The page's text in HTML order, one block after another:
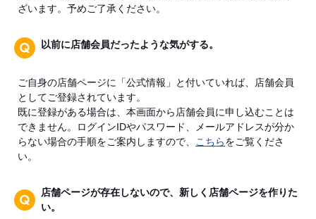
ざいます。予めご了承ください。
以前に店舗会員だったような気がする。
ご自身の店舗ページに「公式情報」と付いていれば、店舗会員
としてご登録されています。
既に登録がある場合は、本画面から店舗会員に申し込むことは
できません。ログインIDやパスワード、メールアドレスが分か
らない場合の手順をご案内しますので、
こちらをご覧くださ
い。
店舗ページが存在しないので、新しく店舗ページを作りた
い。